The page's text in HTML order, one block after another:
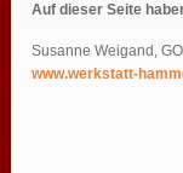
Auf dieser Seite
Susanne Weigand,
www.werkstatt-